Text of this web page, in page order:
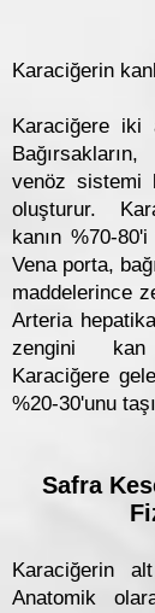
Karaciğerin
Karaciğere iki
venöz sistemi
oluşturur.
kanın %70-
Vena porta,
maddelerince
Arteria
zengini kan
Karaciğere
%20-30'unu
Safra
Karaciğerin
Anatomik